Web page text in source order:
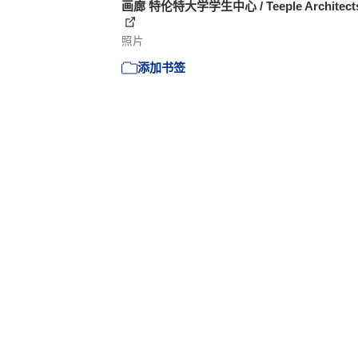
画廊 特伦特大学学生中心 / Teeple
照片
添加书签